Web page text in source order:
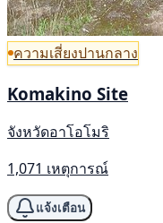
ความเสี่ยงปานกลาง
Komakino Site
จังหวัดอาโอโมริ
1,071 เหตุการณ์
แจ้งเตือน